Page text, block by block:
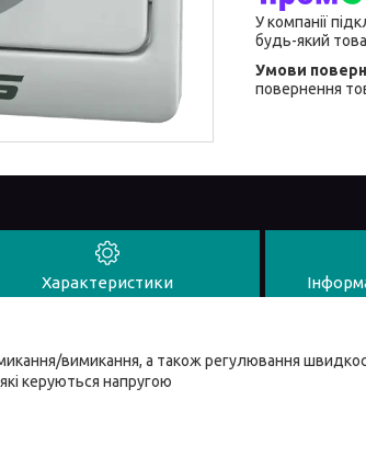
У компанії
будь-який
повернення
Характеристики
вимикання, а також регулювання
керуються напругою